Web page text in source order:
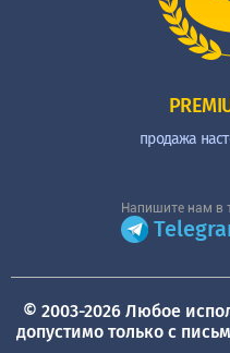
продажа
Напишите нам в
© 2003-2026 Любое
допустимо только с